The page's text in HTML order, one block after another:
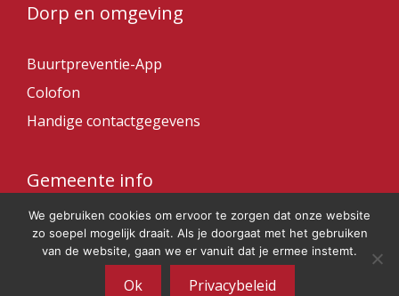
Dorp en omgeving
Buurtpreventie-App
Colofon
Handige contactgegevens
Gemeente info
Gemeente Veendam
We gebruiken cookies om ervoor te zorgen dat onze website
zo soepel mogelijk draait. Als je doorgaat met het gebruiken
van de website, gaan we er vanuit dat je ermee instemt.
Ok Privacybeleid